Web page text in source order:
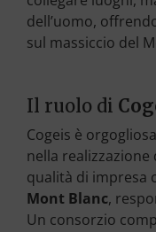
dell’uomo,
sul massiccio del
Il ruolo di
Cogeis è
nella
qualità di impresa
Mont Blanc,
Un consorzio